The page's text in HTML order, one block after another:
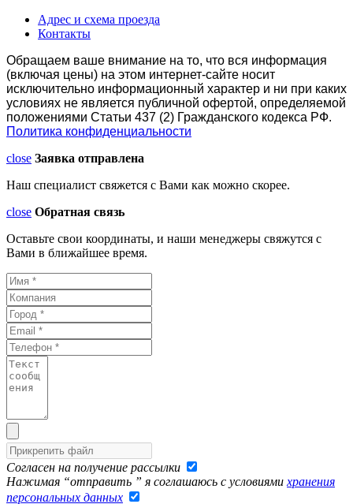
Адрес и схема проезда
Контакты
Обращаем ваше внимание на то, что вся информация
(включая цены) на этом интернет-сайте носит
исключительно информационный характер и ни при каких
условиях не является публичной офертой, определяемой
положениями Статьи 437 (2) Гражданского кодекса РФ.
Политика конфиденциальности
close Заявка отправлена
Наш специалист свяжется с Вами как можно скорее.
close Обратная связь
Оставьте свои координаты, и наши менеджеры свяжутся с
Вами в ближайшее время.
Согласен на получение рассылки
Нажимая “отправить ” я соглашаюсь с условиями хранения
персональных данных